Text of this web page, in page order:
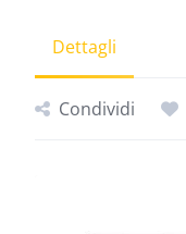
Dettagli
Condividi